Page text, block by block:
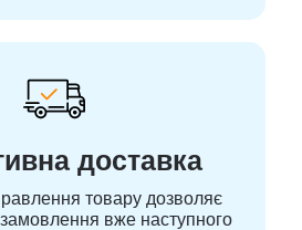
доставка
товару дозволяє
вже наступного